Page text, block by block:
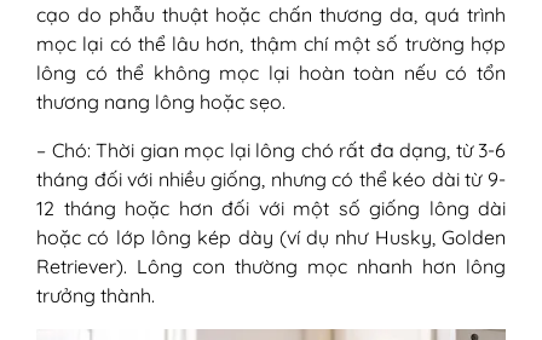
cạo do phẫu thuật hoặc chấn thương da, quá trình
mọc lại có thể lâu hơn, thậm chí một số trường hợp
lông có thể không mọc lại hoàn toàn nếu có tổn
thương nang lông hoặc sẹo.
– Chó: Thời gian mọc lại lông chó rất đa dạng, từ 3-6
tháng đối với nhiều giống, nhưng có thể kéo dài từ 9-
12 tháng hoặc hơn đối với một số giống lông dài
hoặc có lớp lông kép dày (ví dụ như Husky, Golden
Retriever). Lông con thường mọc nhanh hơn lông
trưởng thành.